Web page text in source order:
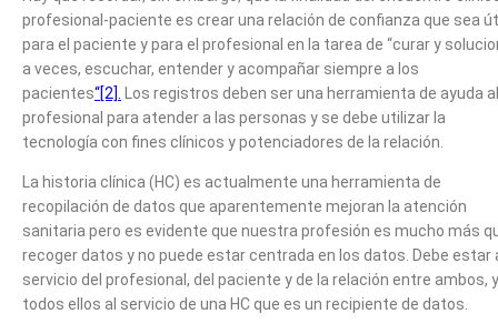
profesional-paciente es crear una relación de confianza que sea
para el paciente y para el profesional en la tarea de “curar y
a veces, escuchar, entender y acompañar siempre a los
pacientes“[2]. Los registros deben ser una herramienta de ayuda al
profesional para atender a las personas y se debe utilizar la
tecnología con fines clínicos y potenciadores de la relación.
La historia clínica (HC) es actualmente una herramienta de
recopilación de datos que aparentemente mejoran la atención
sanitaria pero es evidente que nuestra profesión es mucho más
recoger datos y no puede estar centrada en los datos. Debe estar
servicio del profesional, del paciente y de la relación entre ambos,
todos ellos al servicio de una HC que es un recipiente de datos.